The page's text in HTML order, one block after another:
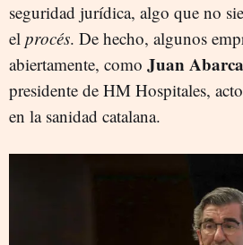
seguridad jurídica, algo que no
el procés. De hecho, algunos
abiertamente, como Juan Abarca
presidente de HM Hospitales,
en la sanidad catalana.